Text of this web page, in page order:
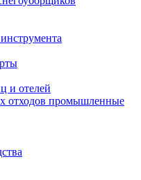
и отелей
отходов промышленные